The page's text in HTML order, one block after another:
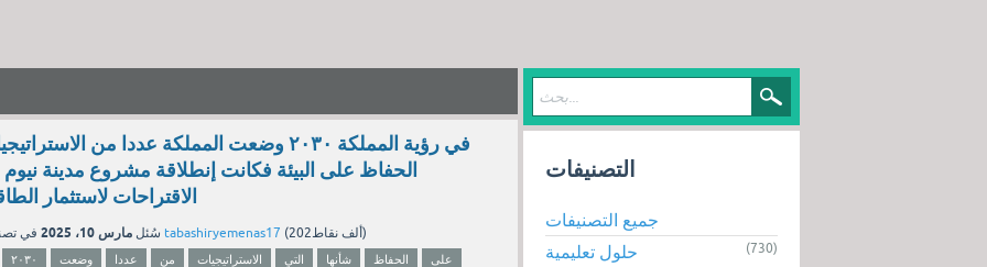
في رؤية المملكة ٢٠٣٠ وضعت المملكة عددا من
الحفاظ على البيئة فكانت إنطلاقة مشروع مدينة
الاقتراحات لاستثمار
سُئل مارس 10، 2025 في tabashiryemenas17 ( 202ألف نقاط)
٢٠٣٠ وضعت عددا من الاستراتيجيات التي شأنها الحفاظ
على
التصنيفات
جميع التصنيفات
حلول تعليمية
(730)